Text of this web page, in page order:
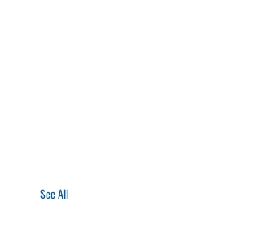
See All